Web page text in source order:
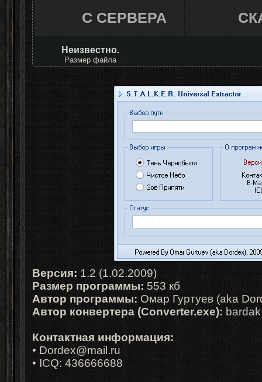
C СЕРВЕРА
Неизвестно.
Размер файла
Версия:1.2 (1.02.2009)
Размер программы: 553 кб
Автор программы: Омар Гуртуев (aka
Автор конвертера (Converter.exe): bardak
Контактная информация:
• Dordex@mail.ru
• ICQ: 436666688